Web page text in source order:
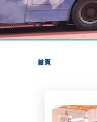
導
結
首頁